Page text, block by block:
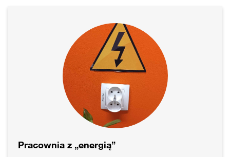
Pracownia z „energią”